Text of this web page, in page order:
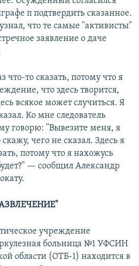
п подтвердить сказанное.
что те самые "активисты"
заявление о даче
то сказать, потому что я
что здесь творится,
всякое может случиться. Я
Ко мне следователь
говорю: "Вывезите меня, я
чего не сказал. Здесь я
потому что я нахожусь
— сообщил Александр
учреждение
больница №1 УФСИН
области (ОТБ-1) находится в